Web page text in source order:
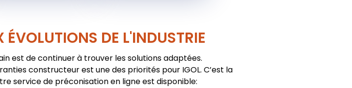
ÉVOLUTIONS DE L'INDUSTRIE
est de continuer à trouver les solutions adaptées.
constructeur est une des priorités pour IGOL. C’est la
service de préconisation en ligne est disponible: